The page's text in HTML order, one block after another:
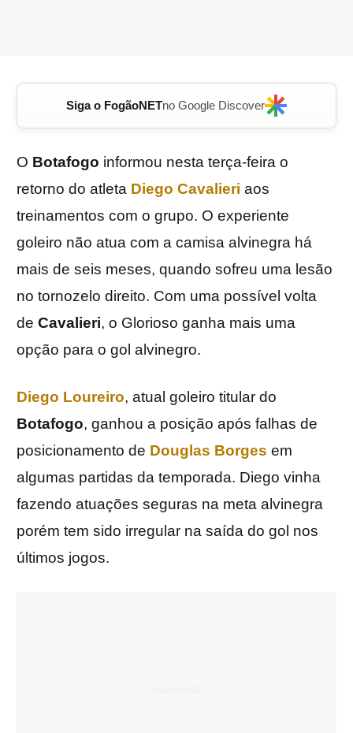
Siga o FogãoNETno Google Discover
O Botafogo informou nesta terça-feira o
retorno do atleta Diego Cavalieri aos
treinamentos com o grupo. O experiente
goleiro não atua com a camisa alvinegra há
mais de seis meses, quando sofreu uma lesão
no tornozelo direito. Com uma possível volta
de Cavalieri, o Glorioso ganha mais uma
opção para o gol alvinegro.
Diego Loureiro, atual goleiro titular do
Botafogo, ganhou a posição após falhas de
posicionamento de Douglas Borges em
algumas partidas da temporada. Diego vinha
fazendo atuações seguras na meta alvinegra
porém tem sido irregular na saída do gol nos
últimos jogos.